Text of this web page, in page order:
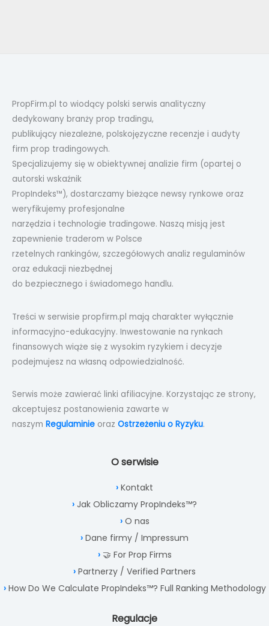
PropFirm.pl to wiodący polski serwis analityczny
dedykowany branży prop tradingu,
publikujący niezależne, polskojęzyczne recenzje i audyty
firm prop tradingowych.
Specjalizujemy się w obiektywnej analizie firm (opartej o
autorski wskaźnik
PropIndeks™), dostarczamy bieżące newsy rynkowe oraz
weryfikujemy profesjonalne
narzędzia i technologie tradingowe. Naszą misją jest
zapewnienie traderom w Polsce
rzetelnych rankingów, szczegółowych analiz regulaminów
oraz edukacji niezbędnej
do bezpiecznego i świadomego handlu.
Treści w serwisie propfirm.pl mają charakter wyłącznie
informacyjno-edukacyjny. Inwestowanie na rynkach
finansowych wiąże się z wysokim ryzykiem i decyzje
podejmujesz na własną odpowiedzialność.
Serwis może zawierać linki afiliacyjne. Korzystając ze strony,
akceptujesz postanowienia zawarte w
naszym Regulaminie oraz Ostrzeżeniu o Ryzyku.
O serwisie
Kontakt
Jak Obliczamy PropIndeks™?
O nas
Dane firmy / Impressum
🤝 For Prop Firms
Partnerzy / Verified Partners
How Do We Calculate PropIndeks™? Full Ranking Methodology
Regulacje